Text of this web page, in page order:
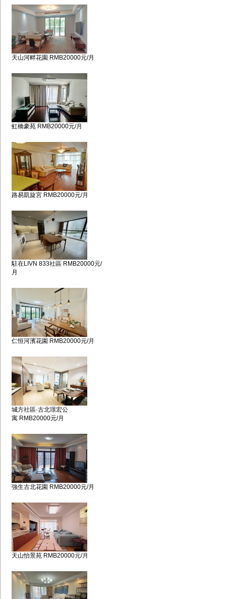
天山河畔花園 RMB20000元/月
虹橋豪苑 RMB20000元/月
路易凱旋宮 RMB20000元/月
駐在LIVN 833社區 RMB20000元/
月
仁恒河濱花園 RMB20000元/月
城方社區·古北璟宏公
寓 RMB20000元/月
強生古北花園 RMB20000元/月
天山怡景苑 RMB20000元/月